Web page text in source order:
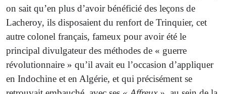
on sait qu’en plus d’avoir bénéficié des leçons de
Lacheroy, ils disposaient du renfort de Trinquier, cet
autre colonel français, fameux pour avoir été le
principal divulgateur des méthodes de « guerre
révolutionnaire » qu’il avait eu l’occasion d’appliquer
en Indochine et en Algérie, et qui précisément se